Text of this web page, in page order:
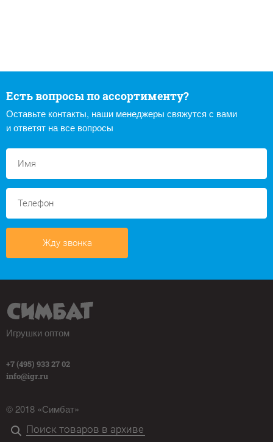
Есть вопросы по ассортименту?
Оставьте контакты, наши менеджеры свяжутся с вами
и ответят на все вопросы
Жду звонка
Игрушки оптом
+7 (495) 933 27 02
info@igr.ru
© 2018 «Симбат»